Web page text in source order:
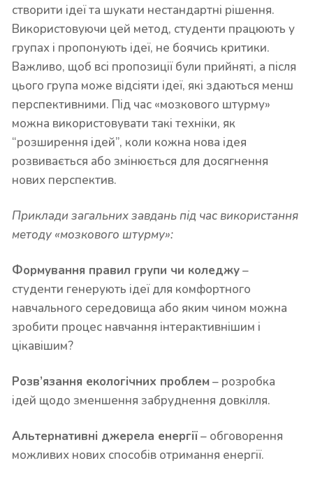
створити ідеї та шукати нестандартні рішення.
Використовуючи цей метод, студенти працюють у
групах і пропонують ідеї, не боячись критики.
Важливо, щоб всі пропозиції були прийняті, а після
цього група може відсіяти ідеї, які здаються менш
перспективними. Під час «мозкового штурму»
можна використовувати такі техніки, як
“розширення ідей”, коли кожна нова ідея
розвивається або змінюється для досягнення
нових перспектив.
Приклади загальних завдань під час використання
методу «мозкового штурму»:
Формування правил групи чи коледжу–
студенти генерують ідеї для комфортного
навчального середовища або яким чином можна
зробити процес навчання інтерактивнішим і
цікавішим?
Розв’язання екологічних проблем – розробка
ідей щодо зменшення забруднення довкілля.
Альтернативні джерела енергії– обговорення
можливих нових способів отримання енергії.